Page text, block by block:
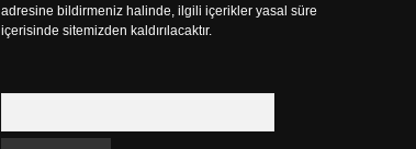
adresine bildirmeniz halinde, ilgili içerikler yasal süre
içerisinde sitemizden kaldırılacaktır.